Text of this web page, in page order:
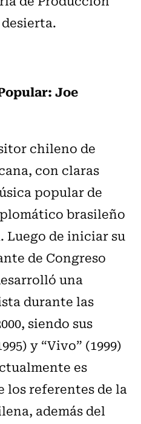
Joe
chileno de
con claras
popular de
brasileño
Luego de iniciar su
de Congreso
una
durante las
siendo sus
y “Vivo” (1999)
es
los referentes de la
además del